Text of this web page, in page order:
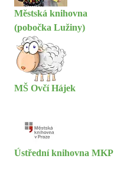
Městská knihovna
(pobočka Lužiny)
MŠ Ovčí Hájek
Ústřední knihovna MKP